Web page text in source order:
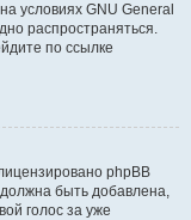
условиях GNU General
распространяться.
по ссылке
phpBB
быть добавлена,
голос за уже